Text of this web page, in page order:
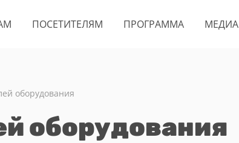
ПОСЕТИТЕЛЯМ ПРОГРАММА МЕДИА
оборудования
оборудования